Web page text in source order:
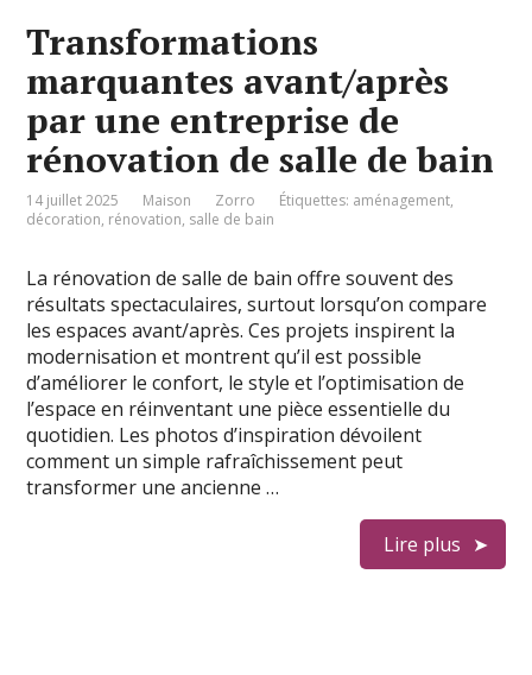
Transformations
marquantes avant/après
par une entreprise de
rénovation de salle de bain
14 juillet 2025 Maison Zorro Étiquettes: aménagement,
décoration, rénovation, salle de bain
La rénovation de salle de bain offre souvent des
résultats spectaculaires, surtout lorsqu’on compare
les espaces avant/après. Ces projets inspirent la
modernisation et montrent qu’il est possible
d’améliorer le confort, le style et l’optimisation de
l’espace en réinventant une pièce essentielle du
quotidien. Les photos d’inspiration dévoilent
comment un simple rafraîchissement peut
transformer une ancienne …
Lire plus